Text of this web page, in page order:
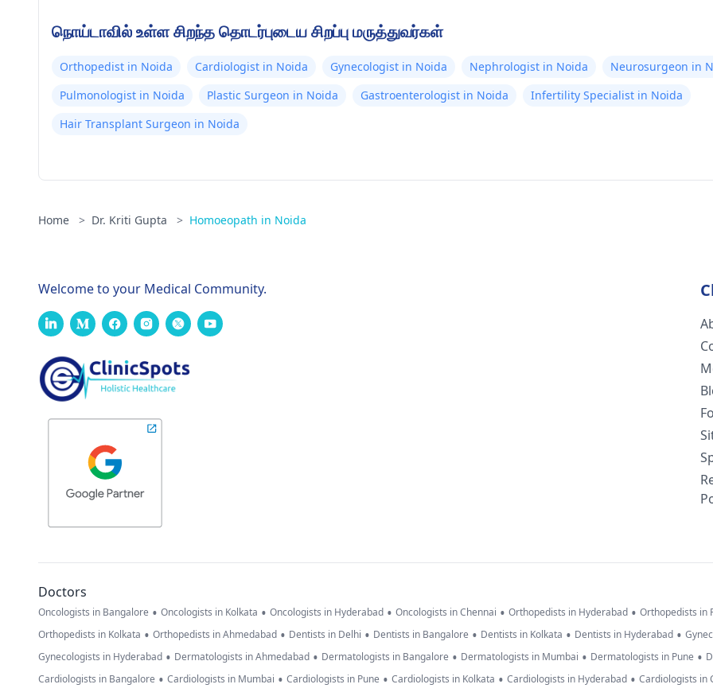
நொய்டாவில் உள்ள சிறந்த தொடர்புடைய சிறப்பு மருத்துவர்கள்
Orthopedist in Noida Cardiologist in Noida Gynecologist in Noida Nephrologist in Noida
Neurosurgeon in
Pulmonologist in Noida
Plastic Surgeon in Noida Gastroenterologist in Noida
Infertility Specialist in Noida
Hair Transplant Surgeon in Noida
Home > Dr. Kriti Gupta > Homoeopath in Noida
Welcome to your Medical Community.
Doctors
Oncologists in Bangalore • Oncologists in Kolkata • Oncologists in Hyderabad • Oncologists in Chennai • Orthopedists in Hyderabad • Orthopedists in
Orthopedists in Kolkata • Orthopedists in Ahmedabad • Dentists in Delhi • Dentists in Bangalore • Dentists in Kolkata • Dentists in Hyderabad •
Gynecologists in Hyderabad • Dermatologists in Ahmedabad • Dermatologists in Bangalore • Dermatologists in Mumbai • Dermatologists in Pune •
Cardiologists in Bangalore • Cardiologists in Mumbai • Cardiologists in Pune • Cardiologists in Kolkata • Cardiologists in Hyderabad • Cardiologists in